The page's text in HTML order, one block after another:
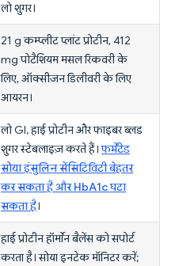
लो शुगर।
21 g कम्प्लीट प्लांट प्रोटीन, 412
mg पोटैशियम मसल रिकवरी के
लिए, ऑक्सीजन डिलीवरी के लिए
आयरन।
लो GI, हाई प्रोटीन और फाइबर ब्लड
शुगर स्टेबलाइज़ करते हैं।फर्मेंटेड
सोया इंसुलिन सेंसिटिविटी बेहतर
कर सकता है और HbA1c घटा
सकता है।
हाई प्रोटीन हॉर्मोन बैलेंस को सपोर्ट
करता है। सोया इनटेक मॉनिटर करें;